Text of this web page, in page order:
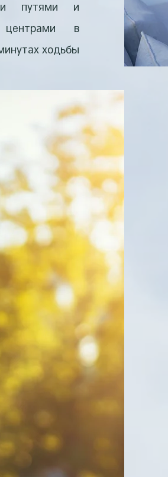
путями и
центрами в
ходьбы.